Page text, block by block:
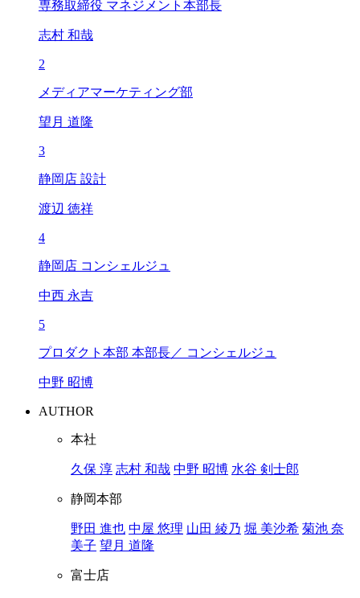
専務取締役 マネジメント本部長
志村 和哉
2
メディアマーケティング部
望月 道隆
3
静岡店 設計
渡辺 徳祥
4
静岡店 コンシェルジュ
中西 永吉
5
プロダクト本部 本部長／ コンシェルジュ
中野 昭博
AUTHOR
本社
久保 淳 志村 和哉 中野 昭博 水谷 剣士郎
静岡本部
野田 進也 中屋 悠理 山田 綾乃 堀 美沙希 菊池 奈
美子 望月 道隆
富士店